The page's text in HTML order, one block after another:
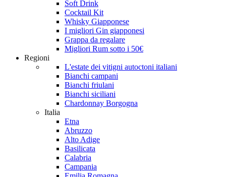
Soft Drink
Cocktail Kit
Whisky Giapponese
I migliori Gin giapponesi
Grappa da regalare
Migliori Rum sotto i 50€
Regioni
L'estate dei vitigni autoctoni italiani
Bianchi campani
Bianchi friulani
Bianchi siciliani
Chardonnay Borgogna
Italia
Etna
Abruzzo
Alto Adige
Basilicata
Calabria
Campania